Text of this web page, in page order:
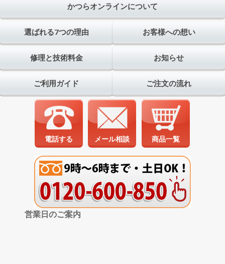
かつらオンラインについて
選ばれる7つの理由 お客様への想い
修理と技術料金 お知らせ
ご利用ガイド ご注文の流れ
電話する メール相談 商品一覧
営業日のご案内